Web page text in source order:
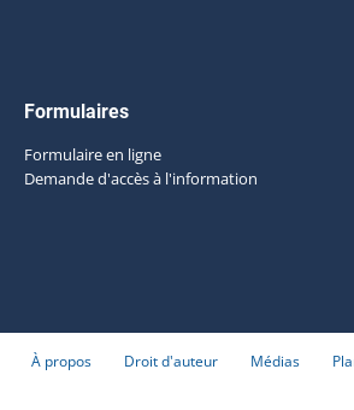
Formulaires
Formulaire en ligne
Demande d'accès à l'information
À propos Droit d'auteur Médias